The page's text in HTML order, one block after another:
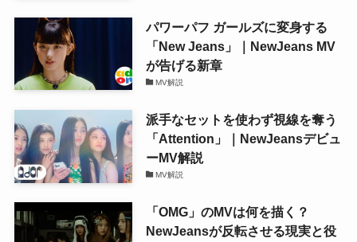
パワーパフ ガールズに変身する
「New Jeans」｜NewJeans MV
が告げる新章
MV解説
派手なセットを使わず視線を奪う
「Attention」｜NewJeansデビュ
ーMV解説
MV解説
「OMG」のMVは何を描く？
NewJeansが反転させる現実と役